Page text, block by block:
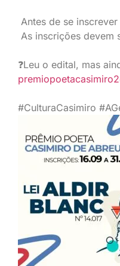
Antes de se
As inscrições devem
❓Leu o edital, mas
#CulturaCasimiro